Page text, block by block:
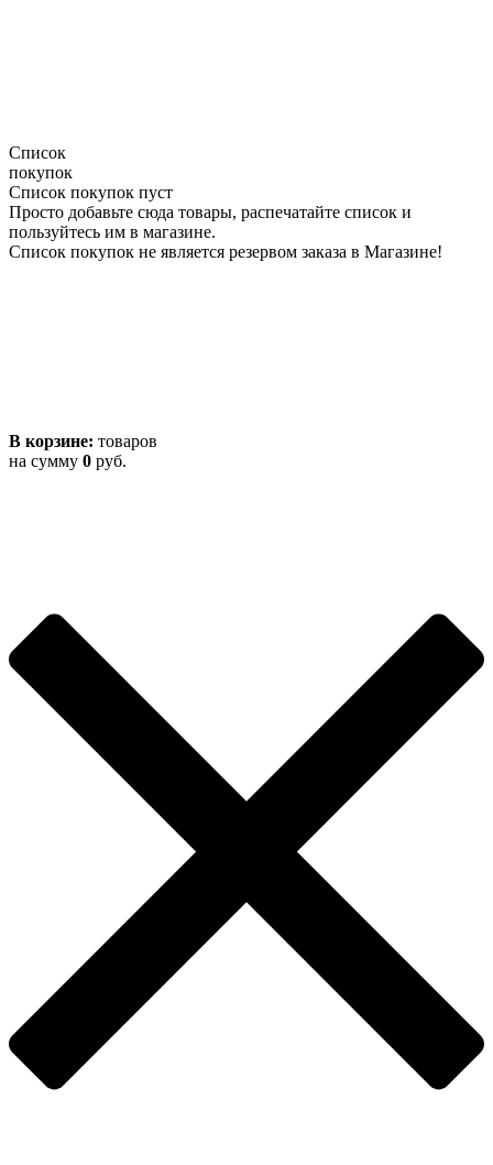
Список
покупок
Список покупок пуст
Просто добавьте сюда товары, распечатайте список и
пользуйтесь им в магазине.
Список покупок не является резервом заказа в Магазине!
В корзине: товаров
на сумму 0 руб.